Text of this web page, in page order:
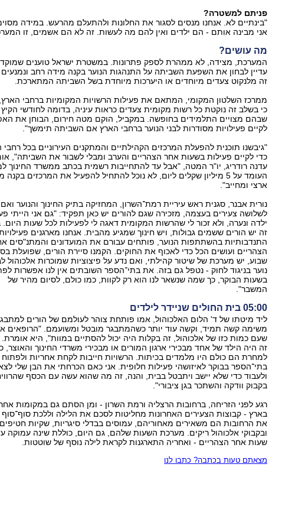
פניתם למשטרה?
"בינתיים לא. אנחנו מנסים לסגור את החלונות ולהתעלם מהרעש. במידה
אני מבינה אותם - הם ילדים ואין להם מה לעשות. זה לא הם אשמים, זו
מה עושים?
המערכת, מצידה, לא ממהרת לספק פתרונות. במשטרת ישראל טוענים
עדיין לבחון את השפעת השביתה על התנהגות הנוער בקנה מידה רחב
זה מלנקוט צעדים מיוחדים או היערכות מיוחדת בשל השביתה המתארכת.
ממרכז השלטון המקומי, המתאם את פעילות הרשויות המקומיות ברחבי
כי בשלב זה נוקטת כל רשות מקומית צעדים כראות עיניה, בדומה לחודשי הקיץ
שבהם מצויים התלמידים בחופשה. במקביל, הוקם מטה חירום, הבוחן את
לקיים פעילויות מסודרות לבני הנוער ברחבי הארץ אם השביתה תימשך".
"‬גיבשנו תוכנית להפעלת המרכזים הקהילתיים והמתקנים העירוניים בכל רחבי
כדי לקיים פעילות בשעות
עדנה רודריג, יו"ר המטה, "אבל עד להתחייבות רשמית בכתב ממשרד החינוך
העומד על 5 מיליון שקלים ליום, לא נוכל להתחיל להפעיל את המרכזים בקנה
ארצי ומחייב‭."‬
נורית אבנר, סגנית ראש עיריית רמת־השרון, המחזיקה בתיק החינוך והנוער ואם
לשלושה צעירים בעצמה, מזכירה שגם להורים יש כאן תפקיד: "גם אני הייתי
ילדה ונערה, ולא זכור לי שהרשות המקומית דאגה לי לפעילות לכל שעות היום.
זה יש הורים ששמים גבולות, ויש חינוך שמגיע מהבית. אנחנו מארגנים
התנדבותיות בהשתתפות הנוער, פותחים עבורם את המועדונים והמתנ"סים
הצהריים ועושים הכל כדי לאכוף את החוקים. הקמנו סיירת הורים, שפועלת
שבוע, יש מערכת של שיטור קהילתי, ואם נדע על פיצוציות שמוכרות אלכוהול
נוער בניגוד לחוק - נטפל גם בזה. את בתי־הספר השובתים אין לנו אפשרות
בשעות הבוקר, כך שמה שנשאר לנו הוא רק לקוות, כמו כולם, לסיום מהיר של
המשבר".
05:00‬ בית החולים שניידר לילדים
ליד מיטתו של ד' הלום האלכוהול, אמו פותחת צוהר לעולמם של הורים
משימה קשה תמיד, וקשה עוד יותר כשהמתבגר מובטל ומשועמם. "הרופאים
שעם כמות כזו של אלכוהול, זה בקלות היה יכול להסתיים במוות", היא
זה היה הילד של אחד מבכירי ארגון המורים או מבכירי משרדי החינוך והאוצר,
למחרת הם כולם היו מלמדים בכיתות. הרשויות חייבות לקחת אחריות
בתי־הספר בבוקר לאיזושהי פעילות חלופית. אני כאם הכרחתי את הבן שלי
ולעבוד כדי שלא יישב ויתבטל בבית, והנה, זה מה שהוא עשה עם הכסף
בקבוק וודקה והשתכר בגן ציבורי‭."‬
רגע לפני הזריחה, ברחובות הרצליה ורמת השרון - ומן הסתם גם במקומות
בארץ - קבוצות הצעירים האחרונות מחליטות לסכם את הלילה וללכת סוף־סוף
את הרחובות הם משאירים מאחוריהם, עמוסים בבדלי סיגריות, שקיות חטיפים
ובקבוקי אלכוהול ריקים. מערכת השעות שלהם, גם היום, כוללת שינה עמוקה
שעות אחר הצהריים - ואחריה התארגנות לקראת לילה נוסף של שוטטות.
מצאתם טעות בכתבה? כתבו לנו